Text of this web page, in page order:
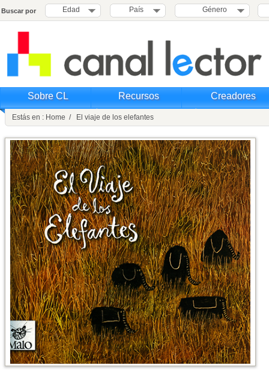
Buscar por Edad País Género
Sobre CL Recursos Creadores
Estás en : Home / El viaje de los elefantes